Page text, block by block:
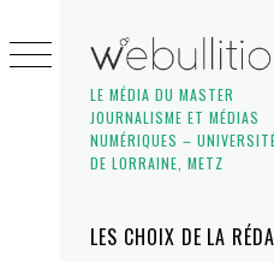
LE MÉDIA DU MASTER
JOURNALISME ET MÉDIAS
NUMÉRIQUES –
DE LORRAINE, METZ
MenuLES CHOIX DE LA
to
content